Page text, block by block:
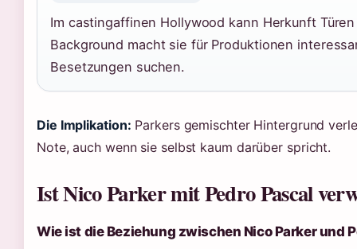
Im castingaffinen Hollywood kann Herkunft
Background macht sie für Produktionen
Besetzungen suchen.
Die Implikation: Parkers gemischter Hintergrund
Note, auch wenn sie selbst kaum darüber spricht.
Ist Nico Parker mit Pedro Pascal
Wie ist die Beziehung zwischen Nico Parker und